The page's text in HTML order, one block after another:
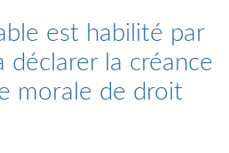
est habilité par
déclarer la créance
morale de droit